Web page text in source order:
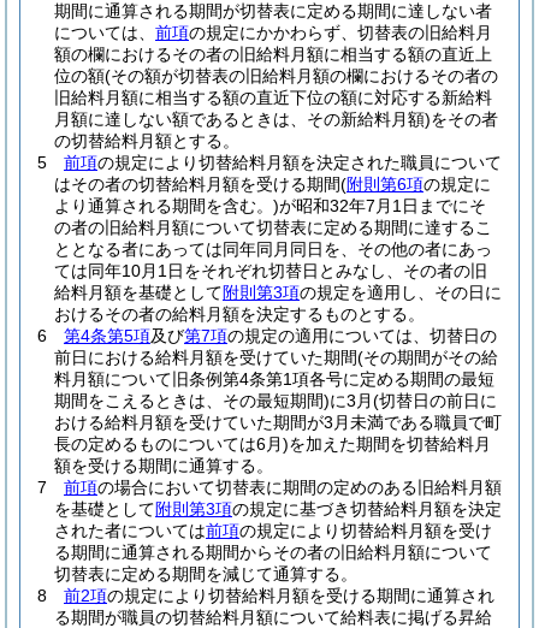
期間に通算される期間が切替表に定める期間に達しない者
については、 前項の規定にかかわらず、切替表の旧給料月
額の欄におけるその者の旧給料月額に相当する額の直近上
位の額(その額が切替表の旧給料月額の欄におけるその者の
旧給料月額に相当する額の直近下位の額に対応する新給料
月額に達しない額であるときは、その新給料月額)をその者
の切替給料月額とする。
5
前項の規定により切替給料月額を決定された職員について
はその者の切替給料月額を受ける期間(附則第6項の規定に
より通算される期間を含む。)が昭和32年7月1日までにそ
の者の旧給料月額について切替表に定める期間に達するこ
ととなる者にあっては同年同月同日を、その他の者にあっ
ては同年10月1日をそれぞれ切替日とみなし、その者の旧
給料月額を基礎として附則第3項の規定を適用し、その日に
おけるその者の給料月額を決定するものとする。
6
第4条第5項及び第7項の規定の適用については、切替日の
前日における給料月額を受けていた期間(その期間がその給
料月額について旧条例第4条第1項各号に定める期間の最短
期間をこえるときは、その最短期間)に3月(切替日の前日に
おける給料月額を受けていた期間が3月未満である職員で町
長の定めるものについては6月)を加えた期間を切替給料月
額を受ける期間に通算する。
7
前項の場合において切替表に期間の定めのある旧給料月額
を基礎として附則第3項の規定に基づき切替給料月額を決定
された者については前項の規定により切替給料月額を受け
る期間に通算される期間からその者の旧給料月額について
切替表に定める期間を減じて通算する。
8
前2項の規定により切替給料月額を受ける期間に通算され
る期間が職員の切替給料月額について給料表に掲げる昇給